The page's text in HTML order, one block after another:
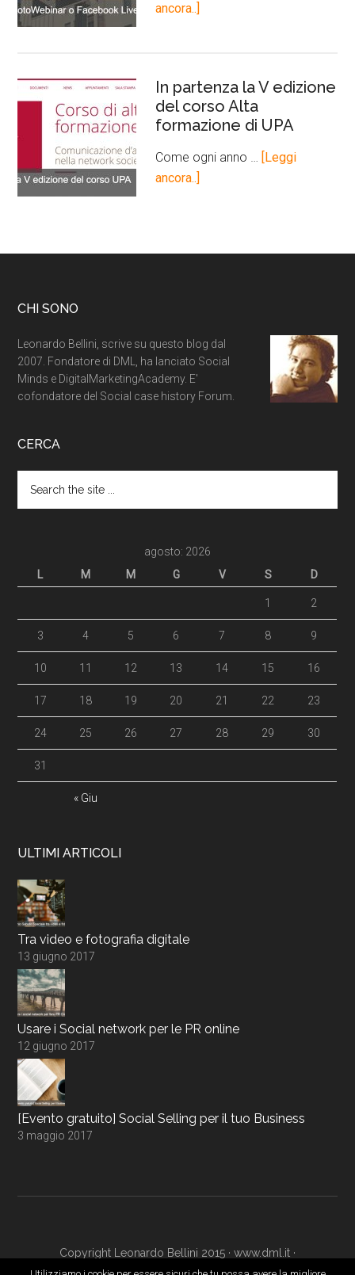
ancora..]
In partenza la V edizione
del corso Alta
formazione di UPA
Come ogni anno …
[Leggi
ancora..]
CHI SONO
Leonardo Bellini, scrive su questo blog dal
2007. Fondatore di DML, ha lanciato Social
Minds e DigitalMarketingAcademy. E'
cofondatore del Social case history Forum.
CERCA
agosto: 2026
L
M M G V S D
« Giu
1 2
3 4 5 6 7 8 9
10 11 12 13 14 15 16
17 18 19 20 21 22 23
24 25 26 27 28 29 30
31
ULTIMI ARTICOLI
Tra video e fotografia digitale
13 giugno 2017
Usare i Social network per le PR online
12 giugno 2017
[Evento gratuito] Social Selling per il tuo Business
3 maggio 2017
Copyright Leonardo Bellini 2015 · www.dml.it ·
www.digitalmarketingacademy.it· Login